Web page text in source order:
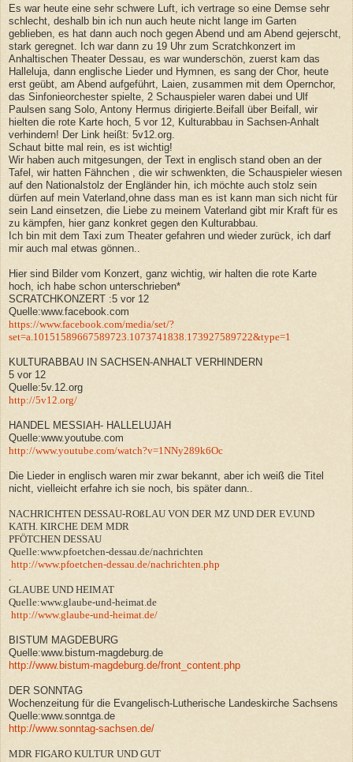
Es war heute eine sehr schwere Luft, ich vertrage so eine Demse sehr
schlecht, deshalb bin ich nun auch heute nicht lange im Garten
geblieben, es hat dann auch noch gegen Abend und am Abend gejerscht,
stark geregnet. Ich war dann zu 19 Uhr zum Scratchkonzert im
Anhaltischen Theater Dessau, es war wunderschön, zuerst kam das
Halleluja, dann englische Lieder und Hymnen, es sang der Chor, heute
erst geübt, am Abend aufgeführt, Laien, zusammen mit dem Opernchor,
das Sinfonieorchester spielte, 2 Schauspieler waren dabei und Ulf
Paulsen sang Solo, Antony Hermus dirigierte.Beifall über Beifall, wir
hielten die rote Karte hoch, 5 vor 12, Kulturabbau in Sachsen-Anhalt
verhindern! Der Link heißt: 5v12.org.
Schaut bitte mal rein, es ist wichtig!
Wir haben auch mitgesungen, der Text in englisch stand oben an der
Tafel, wir hatten Fähnchen , die wir schwenkten, die Schauspieler wiesen
auf den Nationalstolz der Engländer hin, ich möchte auch stolz sein
dürfen auf mein Vaterland,ohne dass man es ist kann man sich nicht für
sein Land einsetzen, die Liebe zu meinem Vaterland gibt mir Kraft für es
zu kämpfen, hier ganz konkret gegen den Kulturabbau.
Ich bin mit dem Taxi zum Theater gefahren und wieder zurück, ich darf
mir auch mal etwas gönnen..
Hier sind Bilder vom Konzert, ganz wichtig, wir halten die rote Karte
hoch, ich habe schon unterschrieben*
SCRATCHKONZERT :5 vor 12
Quelle:www.facebook.com
https://www.facebook.com/media/set/?
set=a.10151589667589723.1073741838.173927589722&type=1
KULTURABBAU IN SACHSEN-ANHALT VERHINDERN
5 vor 12
Quelle:5v.12.org
http://5v12.org/
HANDEL MESSIAH- HALLELUJAH
Quelle:www.youtube.com
http://www.youtube.com/watch?v=1NNy289k6Oc
Die Lieder in englisch waren mir zwar bekannt, aber ich weiß die Titel
nicht, vielleicht erfahre ich sie noch, bis später dann..
NACHRICHTEN DESSAU-ROßLAU VON DER MZ UND DER EV.UND
KATH. KIRCHE DEM MDR
PFÖTCHEN DESSAU
Quelle:www.pfoetchen-dessau.de/nachrichten
http://www.pfoetchen-dessau.de/nachrichten.php
GLAUBE UND HEIMAT
Quelle:www.glaube-und-heimat.de
http://www.glaube-und-heimat.de/
BISTUM MAGDEBURG
Quelle:www.bistum-magdeburg.de
http://www.bistum-magdeburg.de/front_content.php
DER SONNTAG
Wochenzeitung für die Evangelisch-Lutherische Landeskirche Sachsens
Quelle:www.sonntga.de
http://www.sonntag-sachsen.de/
MDR FIGARO KULTUR UND GUT